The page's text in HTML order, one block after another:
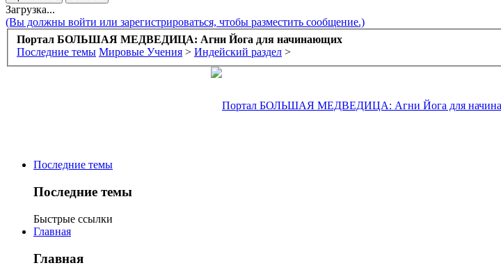
Загрузка...
(Вы должны войти или зарегистрироваться, чтобы разместить сообщение.)
Портал БОЛЬШАЯ МЕДВЕДИЦА: Агни Йога для начинающих
Последние темы Мировые Учения > Индейский раздел >
Последние темы
Последние темы
Быстрые ссылки
Главная
Главная